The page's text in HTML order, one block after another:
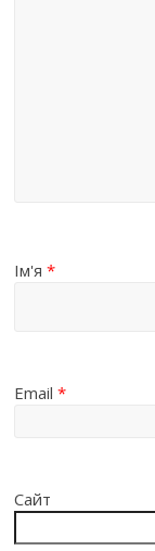
Ім'я*
Email*
Сайт